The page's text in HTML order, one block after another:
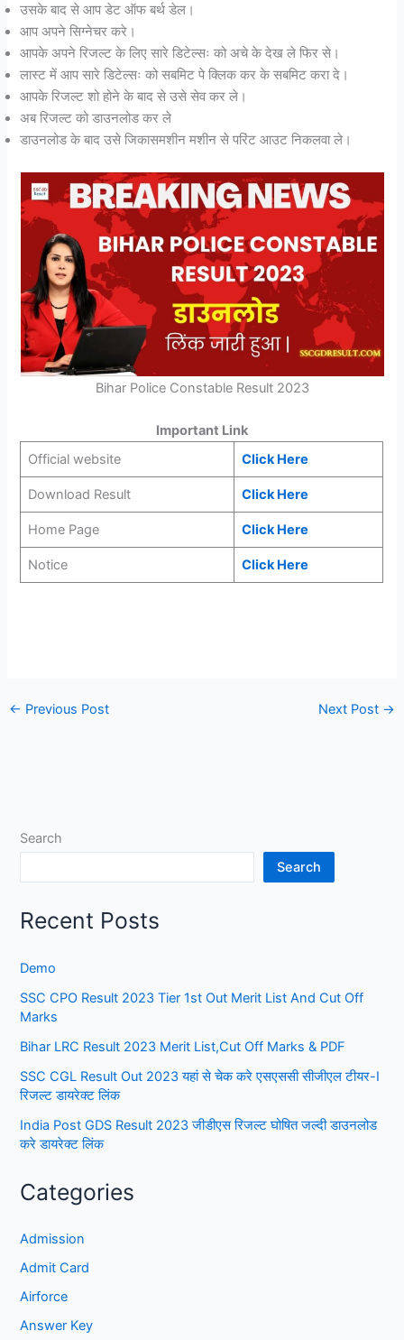
उसके बाद से आप डेट ऑफ बर्थ डेल।
आप अपने सिग्नेचर करे।
आपके अपने रिजल्ट के लिए सारे डिटेल्सः को अचे के देख ले फिर से।
लास्ट में आप सारे डिटेल्सः को सबमिट पे क्लिक कर के सबमिट करा दे।
आपके रिजल्ट शो होने के बाद से उसे सेव कर ले।
अब रिजल्ट को डाउनलोड कर ले
डाउनलोड के बाद उसे जिकासमशीन मशीन से परिंट आउट निकलवा ले।
Bihar Police Constable Result 2023
Important Link
Official website
Click Here
Download Result Click Here
Home Page Click Here
Notice Click Here
← Previous Post Next Post →
Search
Search
Recent Posts
Demo
SSC CPO Result 2023 Tier 1st Out Merit List And Cut Off
Marks
Bihar LRC Result 2023 Merit List,Cut Off Marks & PDF
SSC CGL Result Out 2023 यहां से चेक करे एसएससी सीजीएल टीयर-I
रिजल्ट डायरेक्ट लिंक
India Post GDS Result 2023 जीडीएस रिजल्ट घोषित जल्दी डाउनलोड
करे डायरेक्ट लिंक
Categories
Admission
Admit Card
Airforce
Answer Key